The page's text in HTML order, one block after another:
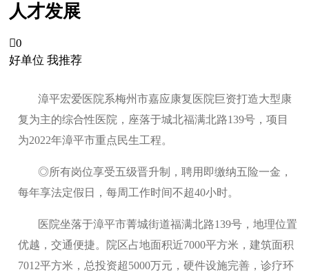
人才发展
0
好单位 我推荐
漳平宏爱医院系梅州市嘉应康复医院巨资打造大型康
复为主的综合性医院，座落于城北福满北路139号，项目
为2022年漳平市重点民生工程。
◎所有岗位享受五级晋升制，聘用即缴纳五险一金，
每年享法定假日，每周工作时间不超40小时。
医院坐落于漳平市菁城街道福满北路139号，地理位置
优越，交通便捷。院区占地面积近7000平方米，建筑面积
7012平方米，总投资超5000万元，硬件设施完善，诊疗环